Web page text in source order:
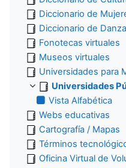
Diccionario de
Diccionario de Danza
Fonotecas virtuales
Museos virtuales
Universidades para
Universidades
Vista Alfabética
Webs educativas
Cartografía / Mapas
Términos
Oficina Virtual de